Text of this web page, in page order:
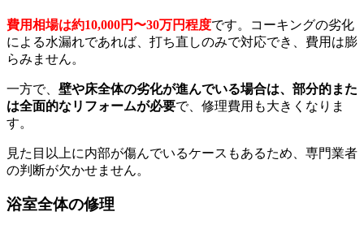
費用相場は約10,000円〜30万円程度です。コーキングの劣化
による水漏れであれば、打ち直しのみで対応でき、費用は膨
らみません。
一方で、 壁や床全体の劣化が進んでいる場合は、部分的また
は全面的なリフォームが必要で、修理費用も大きくなりま
す。
見た目以上に内部が傷んでいるケースもあるため、専門業者
の判断が欠かせません。
浴室全体の修理